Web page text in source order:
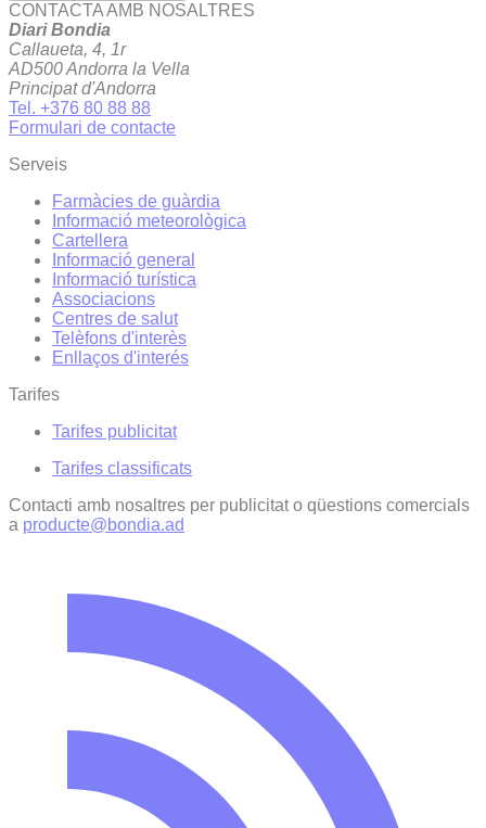
CONTACTA AMB NOSALTRES
Diari Bondia
Callaueta, 4, 1r
AD500 Andorra la Vella
Principat d'Andorra
Tel. +376 80 88 88
Formulari de contacte
Serveis
Farmàcies de guàrdia
Informació meteorològica
Cartellera
Informació general
Informació turística
Associacions
Centres de salut
Telèfons d'interès
Enllaços d'interés
Tarifes
Tarifes publicitat
Tarifes classificats
Contacti amb nosaltres per publicitat o qüestions comercials
a producte@bondia.ad